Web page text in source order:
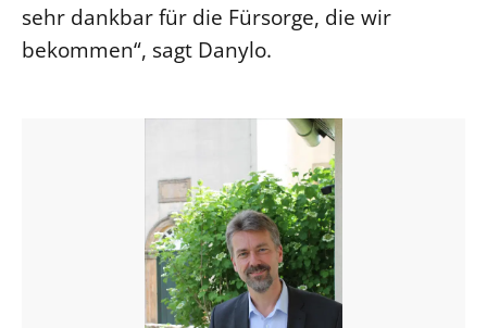
sehr dankbar für die Fürsorge, die wir
bekommen“, sagt Danylo.
Kantine Speiseplan
Kirchliches Amtsblatt
Kunstreferat
Öffentlichkeitsarbeit
Personalausschuss
Projektmanagement